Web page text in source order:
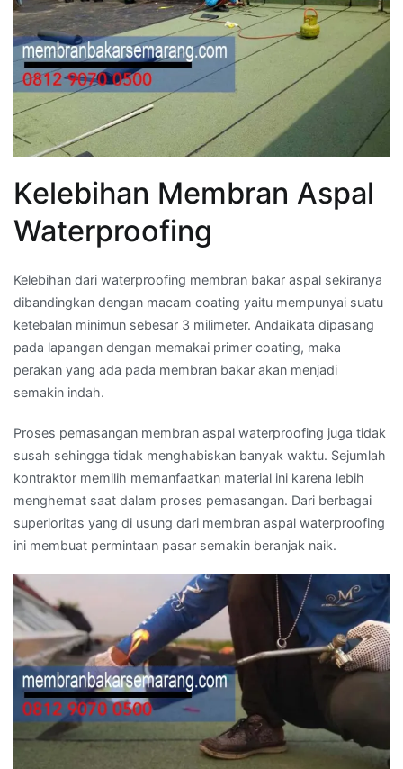
Kelebihan Membran Aspal
Waterproofing
Kelebihan dari waterproofing membran bakar aspal sekiranya
dibandingkan dengan macam coating yaitu mempunyai suatu
ketebalan minimun sebesar 3 milimeter. Andaikata dipasang
pada lapangan dengan memakai primer coating, maka
perakan yang ada pada membran bakar akan menjadi
semakin indah.
Proses pemasangan membran aspal waterproofing juga tidak
susah sehingga tidak menghabiskan banyak waktu. Sejumlah
kontraktor memilih memanfaatkan material ini karena lebih
menghemat saat dalam proses pemasangan. Dari berbagai
superioritas yang di usung dari membran aspal waterproofing
ini membuat permintaan pasar semakin beranjak naik.